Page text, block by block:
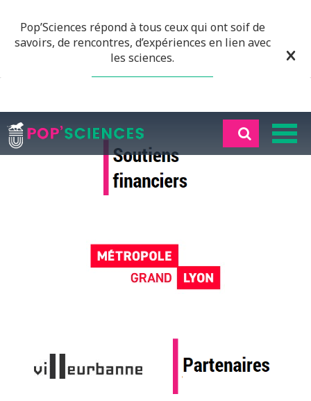
Pop’Sciences répond à tous ceux qui ont soif de
savoirs, de rencontres, d’expériences en lien avec
les sciences.